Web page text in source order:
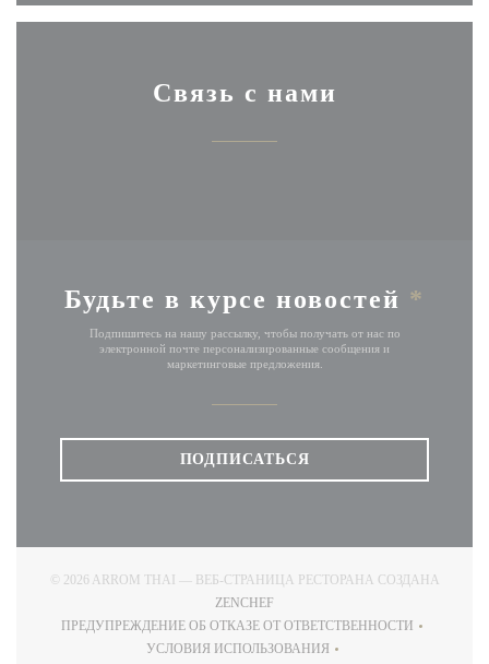
Связь с нами
Будьте в курсе новостей *
Подпишитесь на нашу рассылку, чтобы получать от нас по
электронной почте персонализированные сообщения и
маркетинговые предложения.
ПОДПИСАТЬСЯ
© 2026 ARROM THAI — ВЕБ-СТРАНИЦА РЕСТОРАНА СОЗДАНА
ZENCHEF
ПРЕДУПРЕЖДЕНИЕ ОБ ОТКАЗЕ ОТ ОТВЕТСТВЕННОСТИ
УСЛОВИЯ ИСПОЛЬЗОВАНИЯ